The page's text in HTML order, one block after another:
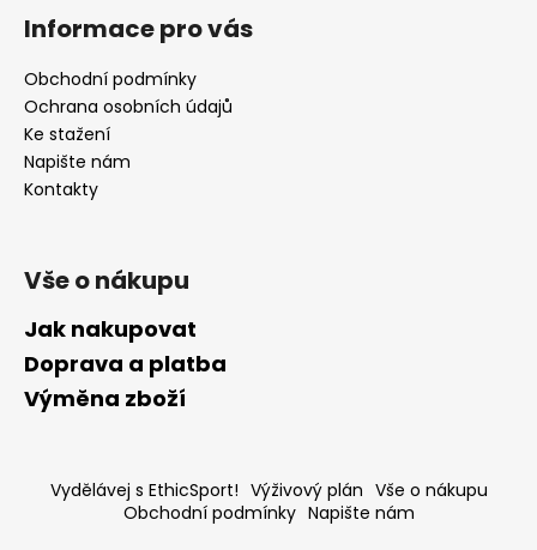
Informace pro vás
Obchodní podmínky
Ochrana osobních údajů
Ke stažení
Napište nám
Kontakty
Vše o nákupu
Jak nakupovat
Doprava a platba
Výměna zboží
Vydělávej s EthicSport! Výživový plán Vše o nákupu
Obchodní podmínky Napište nám